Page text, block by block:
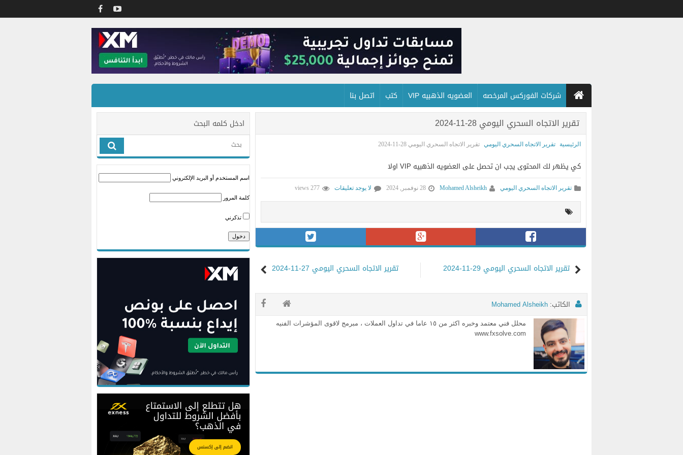
شركات الفوركس المرخصه العضويه الذهبيه VIP كتب اتصل بنا
تقرير الاتجاه السحري اليومي 28-11-2024
الرئيسية تقرير الاتجاه السحري اليومي تقرير الاتجاه السحري اليومي 28-11-2024
كي يظهر لك المحتوى يجب ان تحصل على العضويه الذهبيه VIP اولا
تقرير الاتجاه السحري اليومي Mohamed Alsheikh 28 نوفمبر, 2024 لا يوجد تعليقات 277 views
تقرير الاتجاه السحري اليومي 27-11-2024 تقرير الاتجاه السحري اليومي 29-11-2024
الكاتب: Mohamed Alsheikh
محلل فني معتمد وخبره اكثر من ١٥ عاما في تداول العملات ، مبرمج لاقوى المؤشرات الفنيه
www.fxsolve.com
ادخل كلمه البحث
اسم المستخدم أو البريد الإلكتروني
كلمة المرور
تذكرني